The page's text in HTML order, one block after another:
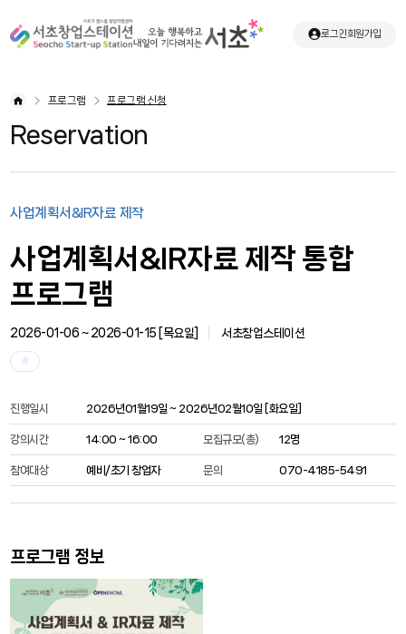
로그인회원가입
프로그램 프로그램 신청
Reservation
사업계획서&IR자료 제작
사업계획서&IR자료 제작 통합
프로그램
2026-01-06 ~ 2026-01-15 [ 목요일 서초창업스테이션
#
진행일시 2026년01월19일 ~ 2026년02월10일 [화요일]
강의시간 14:00 ~ 16:00 모집규모(총) 12명
참여대상 예비/초기 창업자 문의 070-4185-5491
프로그램 정보